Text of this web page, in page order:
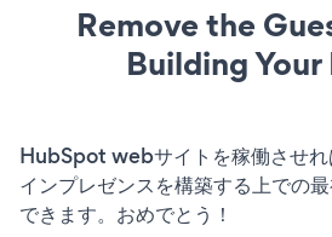
Remove the
Building Your
HubSpot webサイトを稼働させれ
インプレゼンスを構築する上での
できます。おめでとう！